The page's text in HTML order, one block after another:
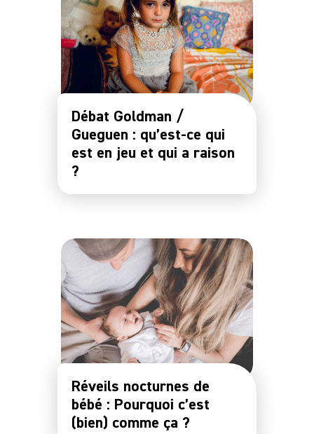
Débat Goldman /
Gueguen : qu’est-ce qui
est en jeu et qui a raison
?
Réveils nocturnes de
bébé : Pourquoi c’est
(bien) comme ça ?
Notre
Communauté